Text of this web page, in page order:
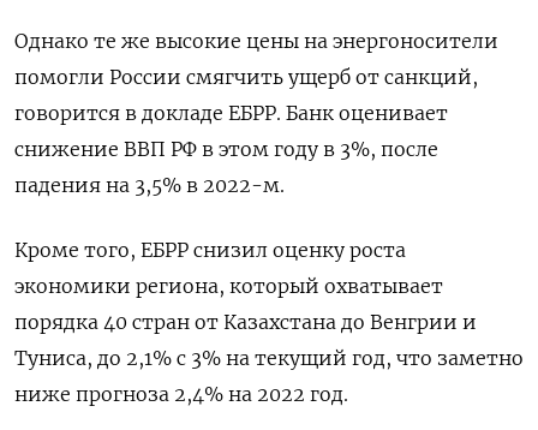
Однако те же высокие цены на энергоносители
помогли России смягчить ущерб от санкций,
говорится в докладе ЕБРР. Банк оценивает
снижение ВВП РФ в этом году в 3%, после
падения на 3,5% в 2022-м.
Кроме того, ЕБРР снизил оценку роста
экономики региона, который охватывает
порядка 40 стран от Казахстана до Венгрии и
Туниса, до 2,1% с 3% на текущий год, что заметно
ниже прогноза 2,4% на 2022 год.